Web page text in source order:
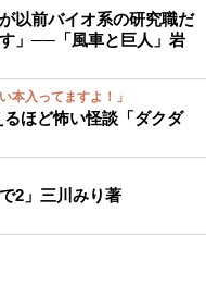
以前バイオ系の研究職だ
」──「風車と巨人」岩
本入ってますよ！」
ほど怖い怪談「ダクダ
2」三川みり著